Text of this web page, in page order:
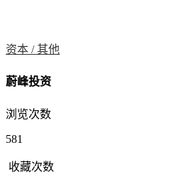
资本 /其他
蔚峰投资
浏览次数
581
收藏次数